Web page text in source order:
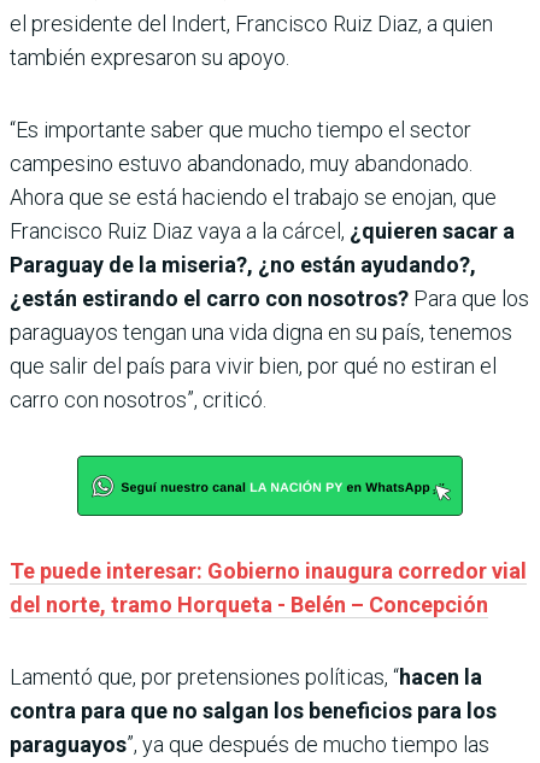
el presidente del Indert, Francisco Ruiz Diaz, a quien
también expresaron su apoyo.
“Es importante saber que mucho tiempo el sector
campesino estuvo abandonado, muy abandonado.
Ahora que se está haciendo el trabajo se enojan, que
Francisco Ruiz Diaz vaya a la cárcel, ¿quieren sacar a
Paraguay de la miseria?, ¿no están ayudando?,
¿están estirando el carro con nosotros? Para que los
paraguayos tengan una vida digna en su país, tenemos
que salir del país para vivir bien, por qué no estiran el
carro con nosotros”, criticó.
Te puede interesar: Gobierno inaugura corredor vial
del norte, tramo Horqueta - Belén – Concepción
Lamentó que, por pretensiones políticas, “hacen la
contra para que no salgan los beneficios para los
paraguayos”, ya que después de mucho tiempo las